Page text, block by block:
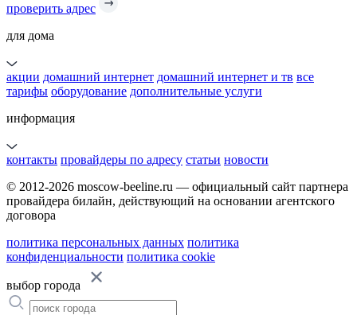
проверить адрес
для дома
акции домашний интернет домашний интернет и тв все
тарифы оборудование дополнительные услуги
информация
контакты провайдеры по адресу статьи новости
© 2012-2026 moscow-beeline.ru — официальный сайт партнера
провайдера билайн, действующий на основании агентского
договора
политика персональных данных политика
конфиденциальности политика cookie
выбор города